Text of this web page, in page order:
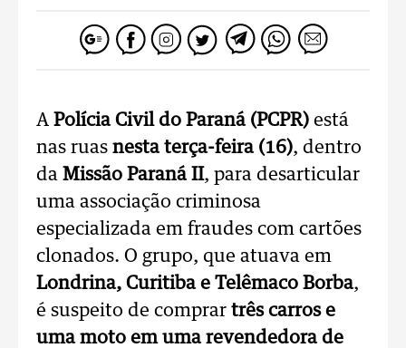
A Polícia Civil do Paraná (PCPR) está
nas ruas nesta terça-feira (16), dentro
da Missão Paraná II, para desarticular
uma associação criminosa
especializada em fraudes com cartões
clonados. O grupo, que atuava em
Londrina, Curitiba e Telêmaco Borba,
é suspeito de comprar três carros e
uma moto em uma revendedora de